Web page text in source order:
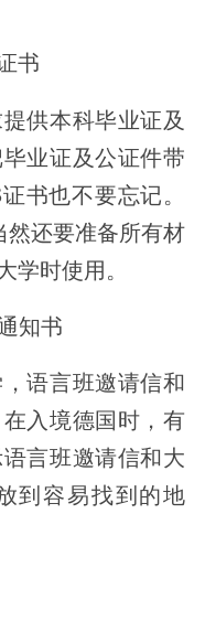
书
供本科毕业证及
业证及公证件带
书也不要忘记。
还要准备所有材
时使用。
知书
语言班邀请信和
入境德国时，有
言班邀请信和大
到容易找到的地